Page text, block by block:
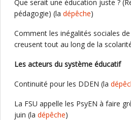
Que serait une éducation juste ?
pédagogie) (la dépêche)
Comment les inégalités sociales
creusent tout au long de la
Les acteurs du système éducatif
Continuité pour les DDEN (la
La FSU appelle les PsyEN à faire
juin (la dépêche)